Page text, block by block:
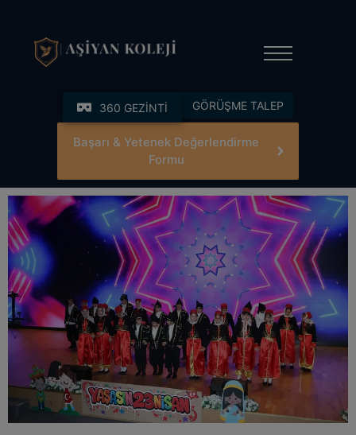
360 GEZİNTİ GÖRÜŞME TALEP
Başarı & Yetenek Değerlendirme
Formu